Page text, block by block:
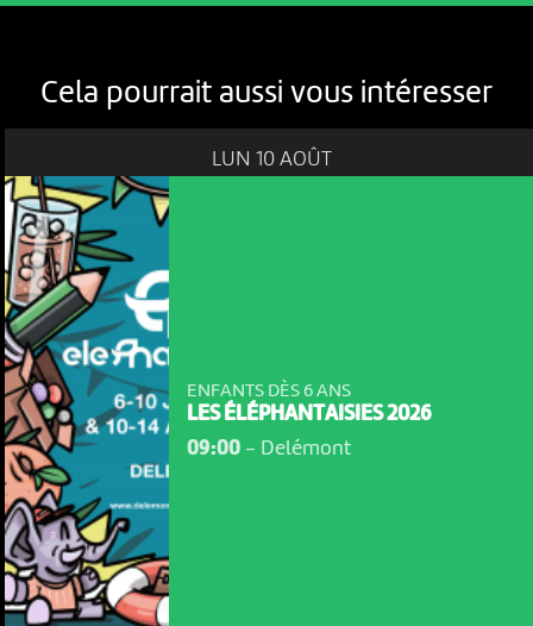
Cela pourrait aussi vous intéresser
LUN 10 AOÛT
ENFANTS DÈS 6 ANS
LES ÉLÉPHANTAISIES 2026
09:00- Delémont